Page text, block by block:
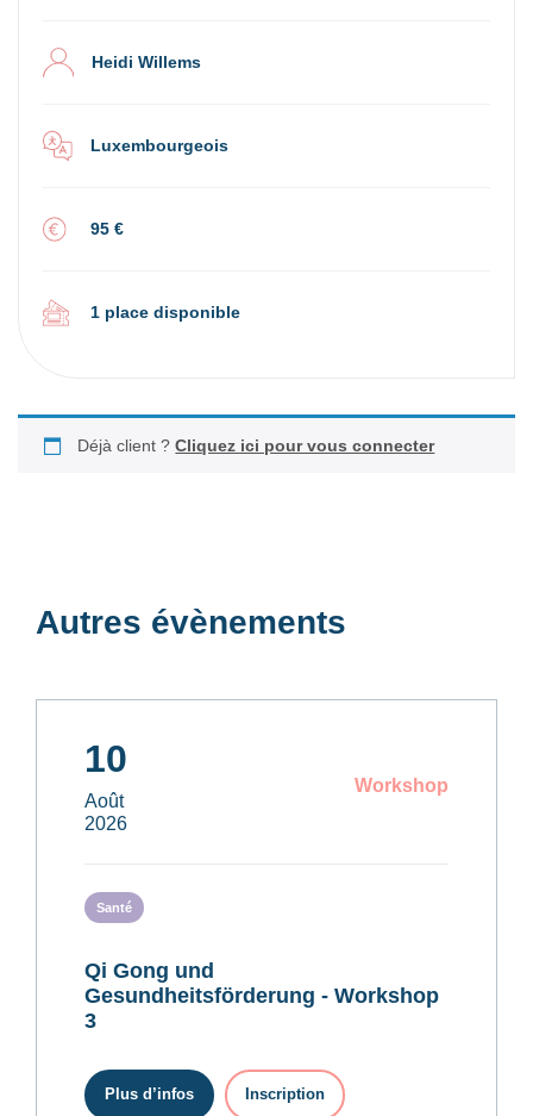
Heidi Willems
Luxembourgeois
95 €
1 place disponible
Déjà client ?Cliquez ici pour vous connecter
Autres évènements
10
Août
2026
Workshop
Santé
Qi Gong und
Gesundheitsförderung - Workshop
3
Plus d’infos Inscription